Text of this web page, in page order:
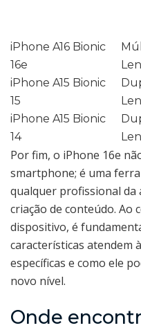
iPhone
16e
A16 Bionic
iPhone
15
A15 Bionic
iPhone
14
A15 Bionic
Por fim, o iPhone 16e
smartphone; é uma
qualquer profissional da
criação de conteúdo. Ao
dispositivo, é
características atendem
específicas e como ele
novo nível.
Onde